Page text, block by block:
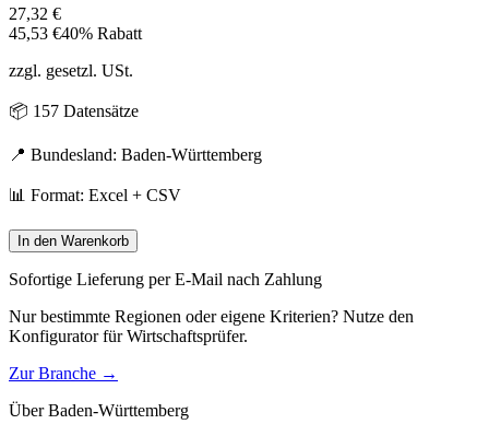
27,32 €
45,53 €40% Rabatt
zzgl. gesetzl. USt.
📦 157 Datensätze
📍 Bundesland: Baden-Württemberg
📊 Format: Excel + CSV
In den Warenkorb
Sofortige Lieferung per E-Mail nach Zahlung
Nur bestimmte Regionen oder eigene Kriterien? Nutze den
Konfigurator fürWirtschaftsprüfer.
Zur Branche →
ÜberBaden-Württemberg